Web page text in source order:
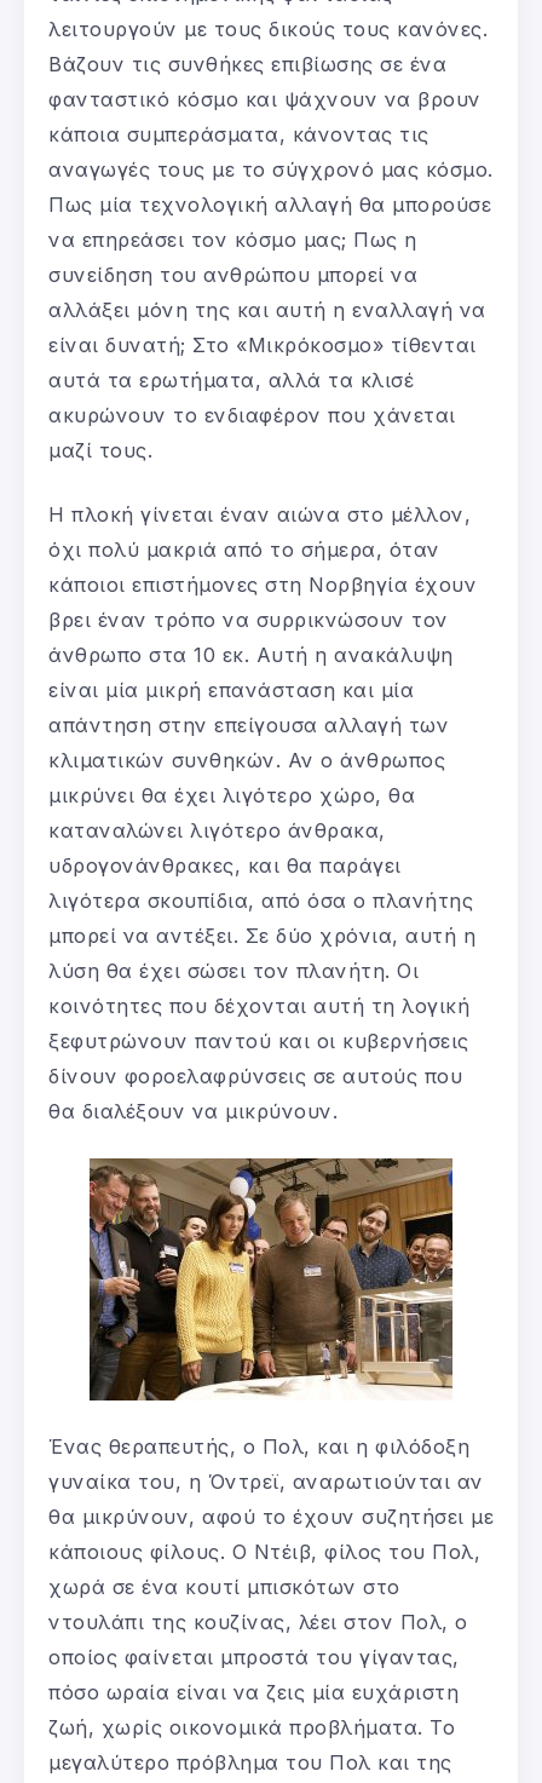
λειτουργούν με τους δικούς τους κανόνες.
Βάζουν τις συνθήκες επιβίωσης σε ένα
φανταστικό κόσμο και ψάχνουν να βρουν
κάποια συμπεράσματα, κάνοντας τις
αναγωγές τους με το σύγχρονό μας κόσμο.
Πως μία τεχνολογική αλλαγή θα μπορούσε
να επηρεάσει τον κόσμο μας; Πως η
συνείδηση του ανθρώπου μπορεί να
αλλάξει μόνη της και αυτή η εναλλαγή να
είναι δυνατή; Στο «Μικρόκοσμο» τίθενται
αυτά τα ερωτήματα, αλλά τα κλισέ
ακυρώνουν το ενδιαφέρον που χάνεται
μαζί τους.
Η πλοκή γίνεται έναν αιώνα στο μέλλον,
όχι πολύ μακριά από το σήμερα, όταν
κάποιοι επιστήμονες στη Νορβηγία έχουν
βρει έναν τρόπο να συρρικνώσουν τον
άνθρωπο στα 10 εκ. Αυτή η ανακάλυψη
είναι μία μικρή επανάσταση και μία
απάντηση στην επείγουσα αλλαγή των
κλιματικών συνθηκών. Αν ο άνθρωπος
μικρύνει θα έχει λιγότερο χώρο, θα
καταναλώνει λιγότερο άνθρακα,
υδρογονάνθρακες, και θα παράγει
λιγότερα σκουπίδια, από όσα ο πλανήτης
μπορεί να αντέξει. Σε δύο χρόνια, αυτή η
λύση θα έχει σώσει τον πλανήτη. Οι
κοινότητες που δέχονται αυτή τη λογική
ξεφυτρώνουν παντού και οι κυβερνήσεις
δίνουν φοροελαφρύνσεις σε αυτούς που
θα διαλέξουν να μικρύνουν.
Ένας θεραπευτής, ο Πολ, και η φιλόδοξη
γυναίκα του, η Όντρεϊ, αναρωτιούνται αν
θα μικρύνουν, αφού το έχουν συζητήσει με
κάποιους φίλους. Ο Ντέιβ, φίλος του Πολ,
χωρά σε ένα κουτί μπισκότων στο
ντουλάπι της κουζίνας, λέει στον Πολ, ο
οποίος φαίνεται μπροστά του γίγαντας,
πόσο ωραία είναι να ζεις μία ευχάριστη
ζωή, χωρίς οικονομικά προβλήματα. Το
μεγαλύτερο πρόβλημα του Πολ και της